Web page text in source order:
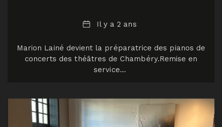
DateIl y a 2 ans
Marion Lainé devient la préparatrice des pianos de
concerts des théâtres de Chambéry.Remise en
service…